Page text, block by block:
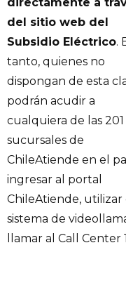
del sitio web del
Subsidio Eléctrico.
tanto, quienes no
dispongan de esta
podrán acudir a
cualquiera de las 201
sucursales de
ChileAtiende en el
ingresar al portal
ChileAtiende, utilizar
sistema de
llamar al Call Center